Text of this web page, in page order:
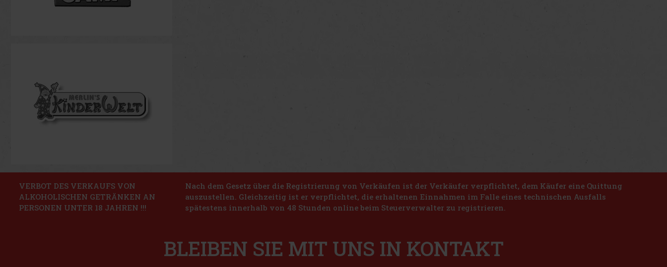
VERBOT DES VERKAUFS VON
ALKOHOLISCHEN GETRÄNKEN AN
PERSONEN UNTER 18 JAHREN !!!
Nach dem Gesetz über die Registrierung von Verkäufen ist der Verkäufer verpflichtet, dem Käufer eine Quittung
auszustellen. Gleichzeitig ist er verpflichtet, die erhaltenen Einnahmen im Falle eines technischen Ausfalls
spätestens innerhalb von 48 Stunden online beim Steuerverwalter zu registrieren.
BLEIBEN SIE MIT UNS IN KONTAKT